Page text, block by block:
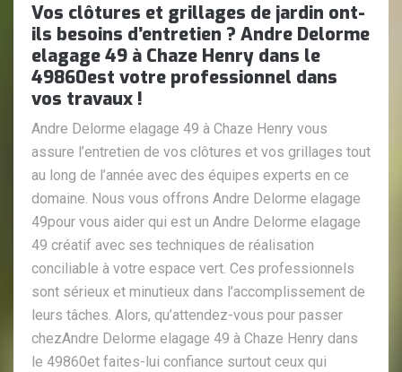
Vos clôtures et grillages de jardin ont-
ils besoins d’entretien ? Andre Delorme
elagage 49 à Chaze Henry dans le
49860est votre professionnel dans
vos travaux !
Andre Delorme elagage 49 à Chaze Henry vous
assure l’entretien de vos clôtures et vos grillages tout
au long de l’année avec des équipes experts en ce
domaine. Nous vous offrons Andre Delorme elagage
49pour vous aider qui est un Andre Delorme elagage
49 créatif avec ses techniques de réalisation
conciliable à votre espace vert. Ces professionnels
sont sérieux et minutieux dans l’accomplissement de
leurs tâches. Alors, qu’attendez-vous pour passer
chezAndre Delorme elagage 49 à Chaze Henry dans
le 49860et faites-lui confiance surtout ceux qui